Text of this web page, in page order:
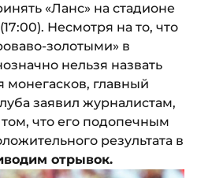
«Ланс» на стадионе
Несмотря на то, что
золотыми» в
нельзя назвать
монегасков, главный
заявил журналистам,
что его подопечным
результата в
отрывок.